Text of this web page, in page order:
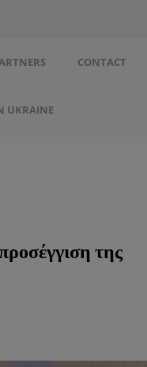
CONTACT
UKRAINE
της